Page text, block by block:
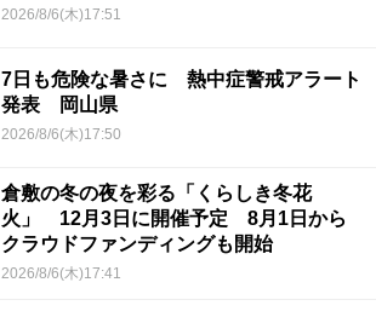
2026/8/6(木)17:51
7日も危険な暑さに 熱中症警戒アラート
発表 岡山県
2026/8/6(木)17:50
倉敷の冬の夜を彩る「くらしき冬花
火」 12月3日に開催予定 8月1日から
クラウドファンディングも開始
2026/8/6(木)17:41